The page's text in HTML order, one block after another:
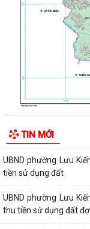
TIN MỚI
UBND phường Lưu
kiểm tra hồ sơ đăng ký,
Niêm yết công khai
nhà ở của ông Trịnh
THUẾ CƠ SỞ 1
BÁO DOANH THU 6
TẠO VIDEO CLIP "TỔ
UBND phường Lưu
dịch trên địa bàn
UBND phường Lưu
tiền sử dụng đất